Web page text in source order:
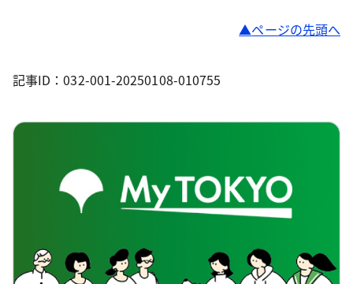
ページの先頭へ
記事ID：032-001-20250108-010755